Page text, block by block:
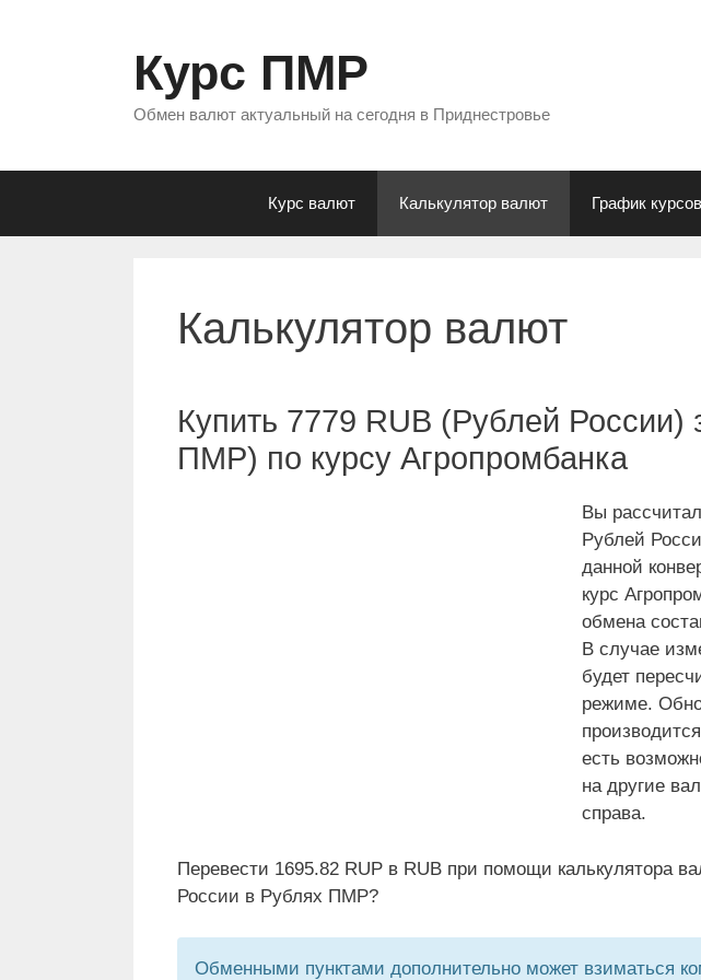
Курс ПМР
Обмен валют актуальный на сегодня в Приднестровье
Курс валют Калькулятор валют График курсов
Калькулятор валют
Купить 7779 RUB (Рублей России)
ПМР) по курсу Агропромбанка
Вы
Рублей
данной
курс
обмена
В случае
будет
режиме.
есть
на другие
справа.
Перевести 1695.82 RUP в RUB при помощи калькулятора
России в Рублях ПМР?
Обменными пунктами дополнительно может взиматься